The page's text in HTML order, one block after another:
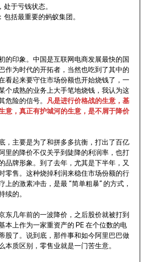
于亏钱状态。
包括最重要的蚂蚁集团。
的印象。中国是互联网电商发展最快的国
作为时代的开拓者，当然也吃到了其中的
看起来要守住市场份额也开始烧钱了，一
个成熟的业务上大手笔地烧钱，我认为这
危险的信号。 凡是进行价格战的生意，基
意，真正有护城河的生意，是不屑于降价
，主要是为了和拼多多抗衡，打出了百亿
里的降价不仅关乎到陡降的利润率，也打
品牌形象。到了去年，尤其是下半年，又
零售。这种烧掉利润来稳住市场份额的行
上的激素冲击，是最 “简单粗暴” 的方式，
续的。
东几年前的一波降价，之后股价就被打到
本上作为一家重资产的 PE 在个位数的电
股了。说到底，那件事和如今阿里巴巴做
本质区别，零售业就是一门苦生意。